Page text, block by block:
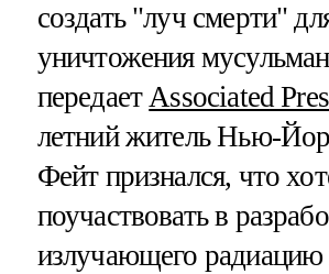
создать "луч смерти"
уничтожения
передаетAssociated
летний житель Нью-
Фейт признался, что
поучаствовать в
излучающего радиацию